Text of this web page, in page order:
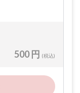
500 円 (税込)